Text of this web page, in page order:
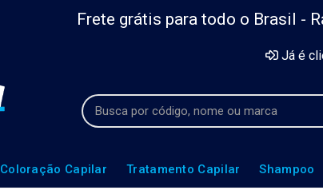
Frete grátis para todo o Brasil -
Já é
Coloração Capilar Tratamento Capilar Shampoo